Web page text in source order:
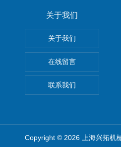
关于我们
关于我们
在线留言
联系我们
Copyright © 2026 上海兴拓机